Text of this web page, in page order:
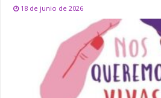
18 de junio de 2026